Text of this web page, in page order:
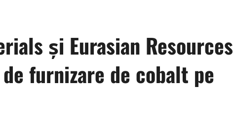
și Eurasian Resources
furnizare de cobalt pe